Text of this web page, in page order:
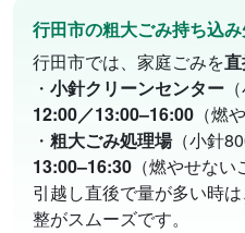
行田市の粗大ごみ持ち込
行田市では、家庭ごみを
・ 小針クリーンセンター
12:00／13:00–16:00（燃
・ 粗大ごみ処理場（小針
13:00–16:30（燃やせない
引越し直後で量が多い時は
整がスムーズです。